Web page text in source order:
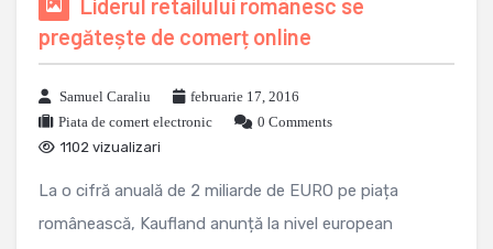
Liderul retailului românesc se
pregătește de comerț online
Samuel Caraliu
februarie 17, 2016
Piata de comert electronic
0 Comments
1102 vizualizari
La o cifră anuală de 2 miliarde de EURO pe piața
românească, Kaufland anunță la nivel european